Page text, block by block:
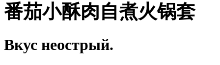
番茄小酥肉自煮火锅套
Вкус неострый.